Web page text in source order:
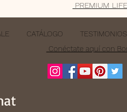
PREMIUM
CATÁLOGO TESTIMONIOS
Conéctate aquí con